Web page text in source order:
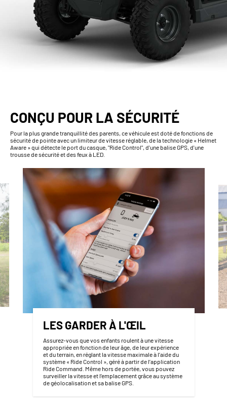
CONÇU POUR LA SÉCURITÉ
Pour la plus grande tranquillité des parents, ce véhicule est doté de fonctions de
sécurité de pointe avec un limiteur de vitesse réglable, de la technologie « Helmet
Aware » qui détecte le port du casque, "Ride Control", d'une balise GPS, d'une
trousse de sécurité et des feux à LED.
LES GARDER À L'ŒIL
Assurez-vous que vos enfants roulent à une vitesse
appropriée en fonction de leur âge, de leur expérience
et du terrain, en réglant la vitesse maximale à l’aide du
système « Ride Control », géré à partir de l’application
Ride Command. Même hors de portée, vous pouvez
surveiller la vitesse et l’emplacement grâce au système
de géolocalisation et sa balise GPS.